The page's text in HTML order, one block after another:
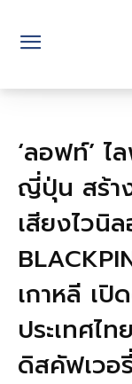
‘ลอฟท์’
ญี่ปุ่น สร้า
เสียงไวนิ
เกาหลี เปิ
ประเทศไ
ดิสคัฟเวอรี่